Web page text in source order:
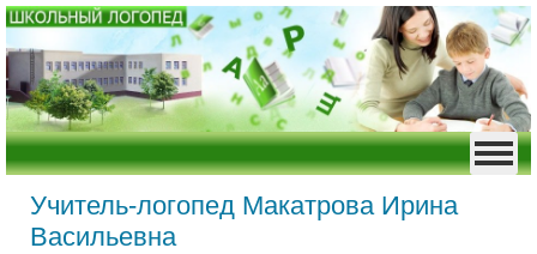
Учитель-логопед Макатрова Ирина
Васильевна